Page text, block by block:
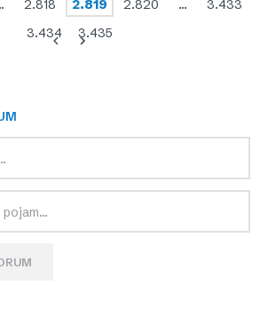
2.818 2.819 2.820 …
3.433
3.434
3.435